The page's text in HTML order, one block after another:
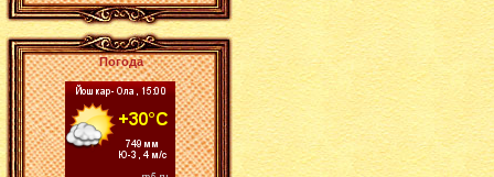
Погода